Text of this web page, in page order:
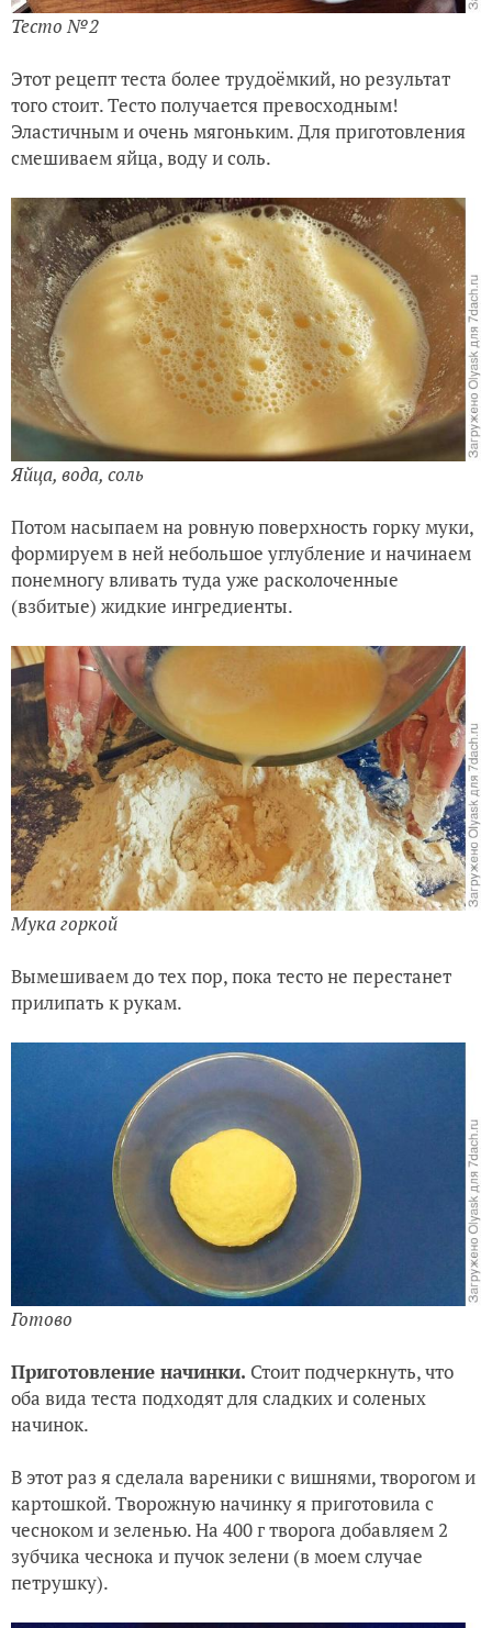
Тесто №2
Этот рецепт теста более трудоёмкий, но результат
того стоит. Тесто получается превосходным!
Эластичным и очень мягоньким.Для приготовления
смешиваем яйца, воду и соль.
Яйца, вода, соль
Потом насыпаем на ровную поверхность горку муки,
формируем в ней небольшое углубление и начинаем
понемногу вливать туда уже расколоченные
(взбитые) жидкие ингредиенты.
Мука горкой
Вымешиваем до тех пор, пока тесто не перестанет
прилипать к рукам.
Готово
Приготовление начинки. Стоит подчеркнуть, что
оба вида теста подходят для сладких и соленых
начинок.
В этот раз я сделала вареники с вишнями, творогом и
картошкой. Творожную начинку я приготовила с
чесноком и зеленью. На 400 г творога добавляем 2
зубчика чеснока и пучок зелени (в моем случае
петрушку).